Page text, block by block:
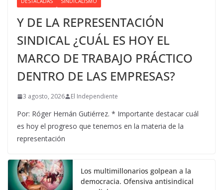
Y DE LA REPRESENTACIÓN
SINDICAL ¿CUÁL ES HOY EL
MARCO DE TRABAJO PRÁCTICO
DENTRO DE LAS EMPRESAS?
3 agosto, 2026 El Independiente
Por: Róger Hernán Gutiérrez. * Importante destacar cuál
es hoy el progreso que tenemos en la materia de la
representación
Los multimillonarios golpean a la
democracia. Ofensiva antisindical